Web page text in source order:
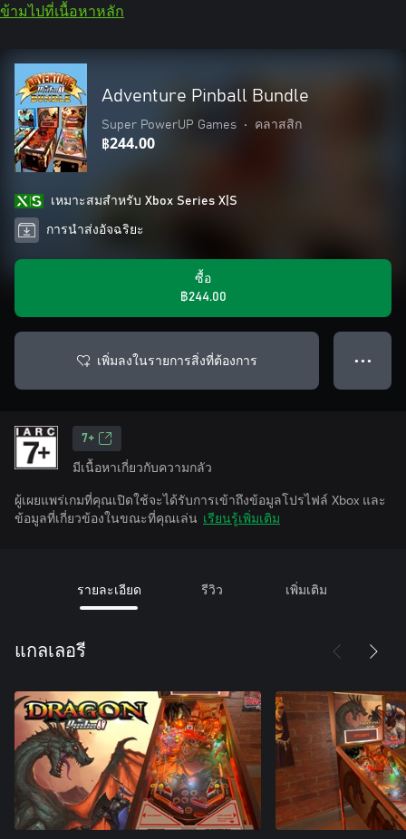
ข้ามไปที่เนื้อหาหลัก
Adventure Pinball Bundle
Super PowerUP Games • คลาสสิก
฿244.00
เหมาะสมสําหรับ Xbox Series X|S
การนำส่งอัจฉริยะ
ซื้อ
฿244.00
เพิ่มลงในรายการสิ่งที่ต้องการ ● ● ●
7+
มีเนื้อหาเกี่ยวกับความกลัว
ผู้เผยแพร่เกมที่คุณเปิดใช้จะได้รับการเข้าถึงข้อมูลโปรไฟล์ Xbox และ
ข้อมูลที่เกี่ยวข้องในขณะที่คุณเล่น เรียนรู้เพิ่มเติม
รายละเอียด รีวิว เพิ่มเติม
แกลเลอรี